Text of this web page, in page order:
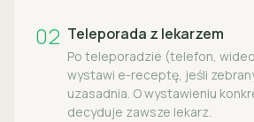
02 Teleporada z lekarzem
Po teleporadzie (telefon,
wystawi e-receptę, jeśli
uzasadnia. O wystawieniu
decyduje zawsze lekarz.